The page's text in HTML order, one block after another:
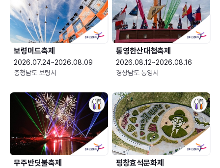
보령머드축제
2026.07.24~2026.08.09
충청남도 보령시
통영한산대첩축제
2026.08.12~2026.08.16
경상남도 통영시
무주반딧불축제 평창효석문화제